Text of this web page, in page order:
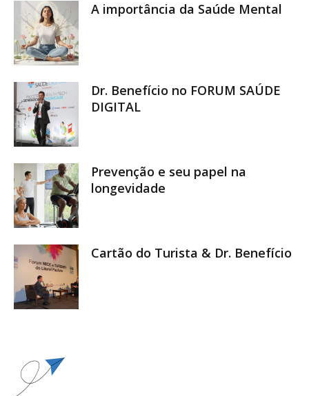
A importância da Saúde Mental
Dr. Benefício no FORUM SAÚDE
DIGITAL
Prevenção e seu papel na
longevidade
Cartão do Turista & Dr. Benefício